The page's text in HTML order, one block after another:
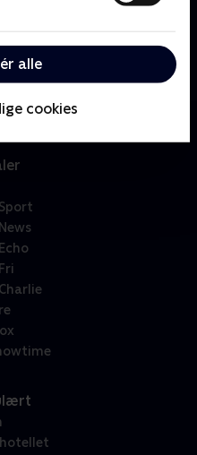
alle
cookies
i et kvart
fejres med manér.